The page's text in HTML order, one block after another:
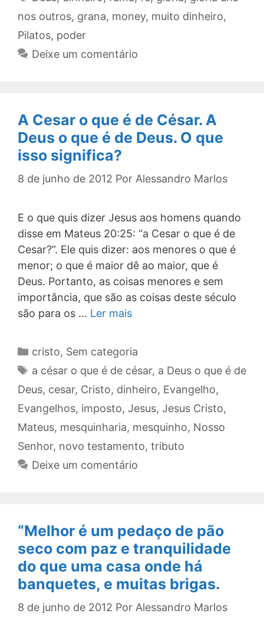
nos outros, grana, money, muito dinheiro,
Pilatos, poder
Deixe um comentário
A Cesar o que é de César. A
Deus o que é de Deus. O que
isso significa?
8 de junho de 2012 Por Alessandro Marlos
E o que quis dizer Jesus aos homens quando
disse em Mateus 20:25: “a Cesar o que é de
Cesar?”. Ele quis dizer: aos menores o que é
menor; o que é maior dê ao maior, que é
Deus. Portanto, as coisas menores e sem
importância, que são as coisas deste século
são para os … Ler mais
Categorias
cristo, Sem categoria
Tags
a césar o que é de césar, a Deus o que é de
Deus, cesar, Cristo, dinheiro, Evangelho,
Evangelhos, imposto, Jesus, Jesus Cristo,
Mateus, mesquinharia, mesquinho, Nosso
Senhor, novo testamento, tributo
Deixe um comentário
“Melhor é um pedaço de pão
seco com paz e tranquilidade
do que uma casa onde há
banquetes, e muitas brigas.
8 de junho de 2012 Por Alessandro Marlos